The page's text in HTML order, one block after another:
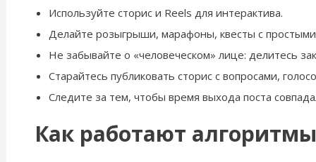
Используйте сторис и Reels для интерактива.
Делайте розыгрыши, марафоны, квесты с
Не забывайте о «человеческом» лице: делитесь
Старайтесь публиковать сторис с вопросами,
Следите за тем, чтобы время выхода поста
Как работают